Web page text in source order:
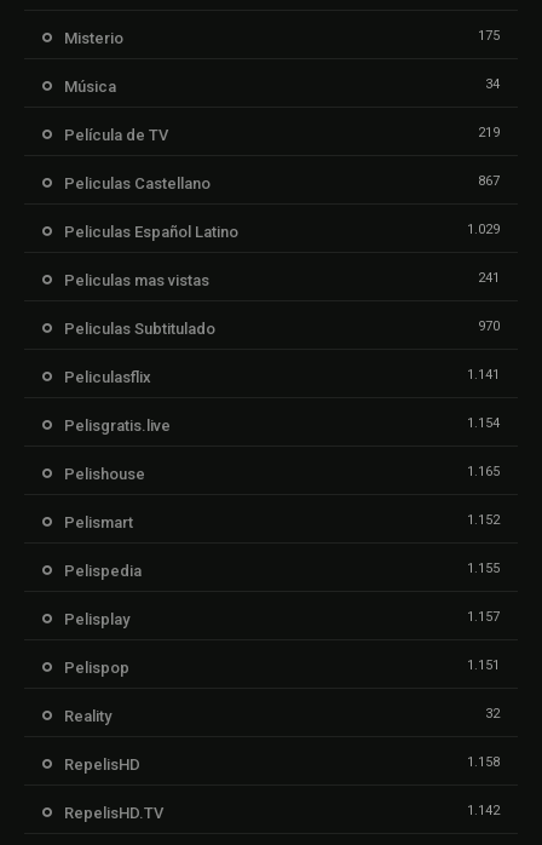
Misterio 175
Música 34
Película de TV 219
Peliculas Castellano 867
Peliculas Español Latino 1.029
Peliculas mas vistas 241
Peliculas Subtitulado 970
Peliculasflix 1.141
Pelisgratis.live 1.154
Pelishouse 1.165
Pelismart 1.152
Pelispedia 1.155
Pelisplay 1.157
Pelispop 1.151
Reality 32
RepelisHD 1.158
RepelisHD.TV 1.142